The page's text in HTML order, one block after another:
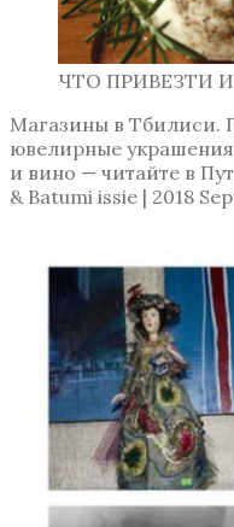
ЧТО ПРИВЕЗТИ
Магазины в Тбилиси.
ювелирные
и вино — читайте в
& Batumi issie | 2018